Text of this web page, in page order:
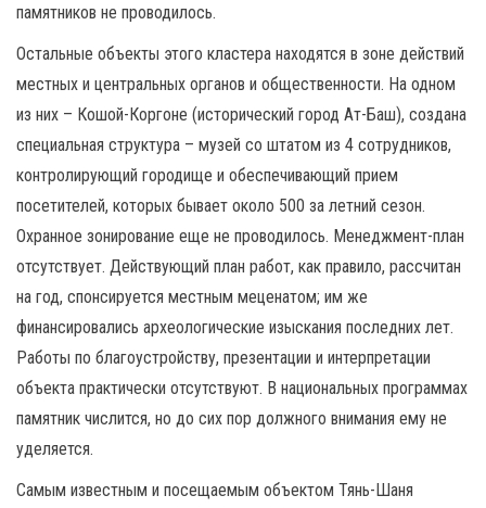
памятников не проводилось.
Остальные объекты этого кластера находятся в зоне действий
местных и центральных органов и общественности. На одном
из них – Кошой-Коргоне (исторический город Ат-Баш), создана
специальная структура – музей со штатом из 4 сотрудников,
контролирующий городище и обеспечивающий прием
посетителей, которых бывает около 500 за летний сезон.
Охранное зонирование еще не проводилось. Менеджмент-план
отсутствует. Действующий план работ, как правило, рассчитан
на год, спонсируется местным меценатом; им же
финансировались археологические изыскания последних лет.
Работы по благоустройству, презентации и интерпретации
объекта практически отсутствуют. В национальных программах
памятник числится, но до сих пор должного внимания ему не
уделяется.
Самым известным и посещаемым объектом Тянь-Шаня